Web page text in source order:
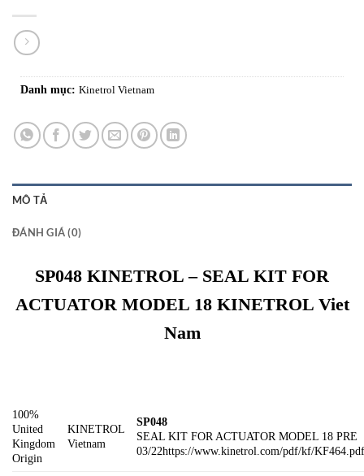
Danh mục: Kinetrol Vietnam
MÔ TẢ
ĐÁNH GIÁ (0)
SP048 KINETROL – SEAL KIT FOR
ACTUATOR MODEL 18 KINETROL Viet
Nam
100%
United
Kingdom
Origin
KINETROL
Vietnam
SP048
SEAL KIT FOR ACTUATOR MODEL 18 PRE
03/22https://www.kinetrol.com/pdf/kf/